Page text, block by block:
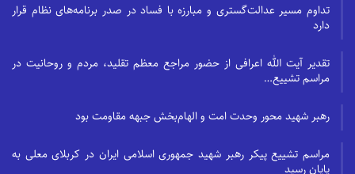
تداوم مسیر عدالت‌گستری و مبارزه با فساد در صدر برنامه‌های نظام قرار
دارد
تقدیر آیت الله اعرافی از حضور مراجع معظم تقلید، مردم و روحانیت در
مراسم تشییع…
رهبر شهید محور وحدت امت و الهام‌بخش جبهه مقاومت بود
مراسم تشییع پیکر رهبر شهید جمهوری اسلامی ایران در کربلای معلی به
پایان رسید